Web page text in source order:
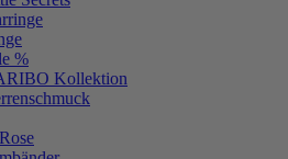
%
Kollektion